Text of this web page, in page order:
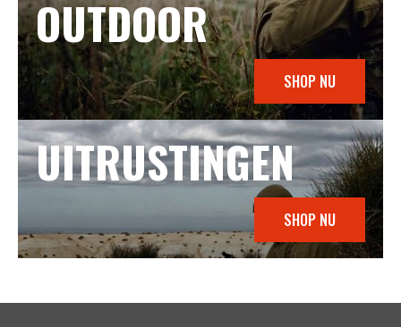
OUTDOOR
SHOP NU
UITRUSTINGEN
SHOP NU